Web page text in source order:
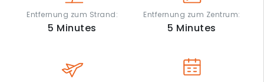
Entfernung zum Strand:
5 Minutes
Entfernung zum Zentrum:
5 Minutes